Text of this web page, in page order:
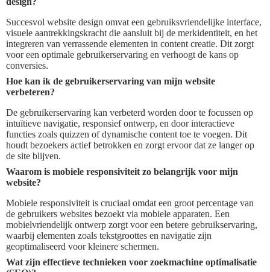
Succesvol website design omvat een gebruiksvriendelijke interface,
visuele aantrekkingskracht die aansluit bij de merkidentiteit, en het
integreren van verrassende elementen in content creatie. Dit zorgt
voor een optimale gebruikerservaring en verhoogt de kans op
conversies.
Hoe kan ik de gebruikerservaring van mijn website
verbeteren?
De gebruikerservaring kan verbeterd worden door te focussen op
intuïtieve navigatie, responsief ontwerp, en door interactieve
functies zoals quizzen of dynamische content toe te voegen. Dit
houdt bezoekers actief betrokken en zorgt ervoor dat ze langer op
de site blijven.
Waarom is mobiele responsiviteit zo belangrijk voor mijn
website?
Mobiele responsiviteit is cruciaal omdat een groot percentage van
de gebruikers websites bezoekt via mobiele apparaten. Een
mobielvriendelijk ontwerp zorgt voor een betere gebruikservaring,
waarbij elementen zoals tekstgroottes en navigatie zijn
geoptimaliseerd voor kleinere schermen.
Wat zijn effectieve technieken voor zoekmachine optimalisatie